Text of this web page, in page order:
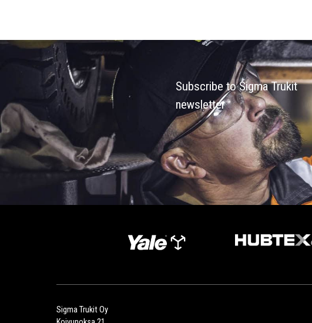
Subscribe to Sigma Trukit
newsletter
Sigma Trukit Oy